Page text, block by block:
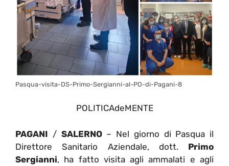
Pasqua-visita-DS-Primo-Sergianni-al-PO-di-Pagani-8
POLITICAdeMENTE
PAGANI / SALERNO– Nel giorno di Pasqua il
Direttore Sanitario Aziendale, dott. Primo
Sergianni, ha fatto visita agli ammalati e agli